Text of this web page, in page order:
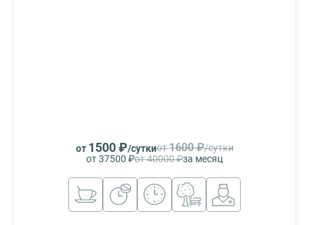
от 1500 ₽/суткиот1600 ₽/сутки
от 37500 ₽от 40000 ₽за месяц